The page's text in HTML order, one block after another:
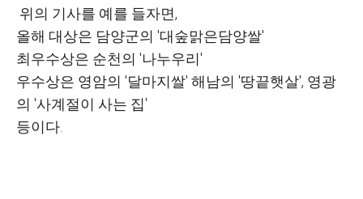
위의 기사를 예를 들자면,
올해 대상은 담양군의 '대숲맑은담양쌀'
최우수상은 순천의 '나누우리'
우수상은 영암의 '달마지쌀' 해남의 '땅끝햇살', 영광
의 '사계절이 사는 집'
등이다.